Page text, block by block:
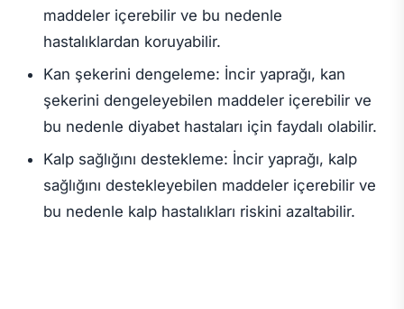
maddeler içerebilir ve bu nedenle
hastalıklardan koruyabilir.
Kan şekerini dengeleme: İncir yaprağı, kan
şekerini dengeleyebilen maddeler içerebilir ve
bu nedenle diyabet hastaları için faydalı olabilir.
Kalp sağlığını destekleme: İncir yaprağı, kalp
sağlığını destekleyebilen maddeler içerebilir ve
bu nedenle kalp hastalıkları riskini azaltabilir.